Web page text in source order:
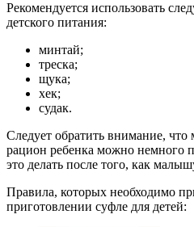
Рекомендуется использовать
детского питания:
минтай;
треска;
щука;
хек;
судак.
Следует обратить внимание,
рацион ребенка можно немного
это делать после того, как
Правила, которых необходимо
приготовлении суфле для детей: